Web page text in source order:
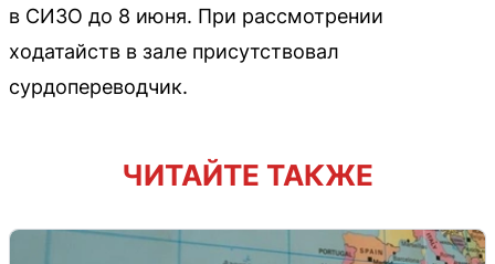
в СИЗО до 8 июня. При рассмотрении
ходатайств в зале присутствовал
сурдопереводчик.
ЧИТАЙТЕ ТАКЖЕ